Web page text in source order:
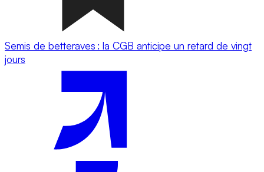
Semis de betteraves : la CGB anticipe un retard de vingt
jours